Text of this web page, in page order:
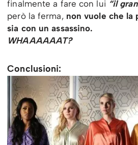
finalmente a fare con lui “il
però la ferma,non vuole che la
sia con un assassino.
WHAAAAAAT?
Conclusioni: